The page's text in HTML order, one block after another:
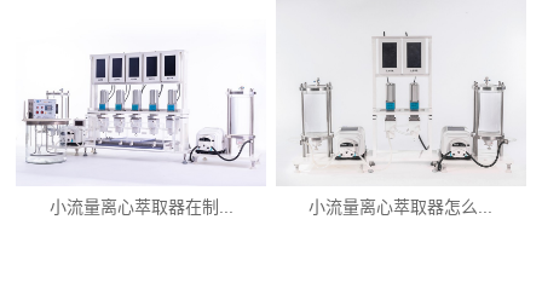
小流量离心萃取器在制... 小流量离心萃取器怎么...